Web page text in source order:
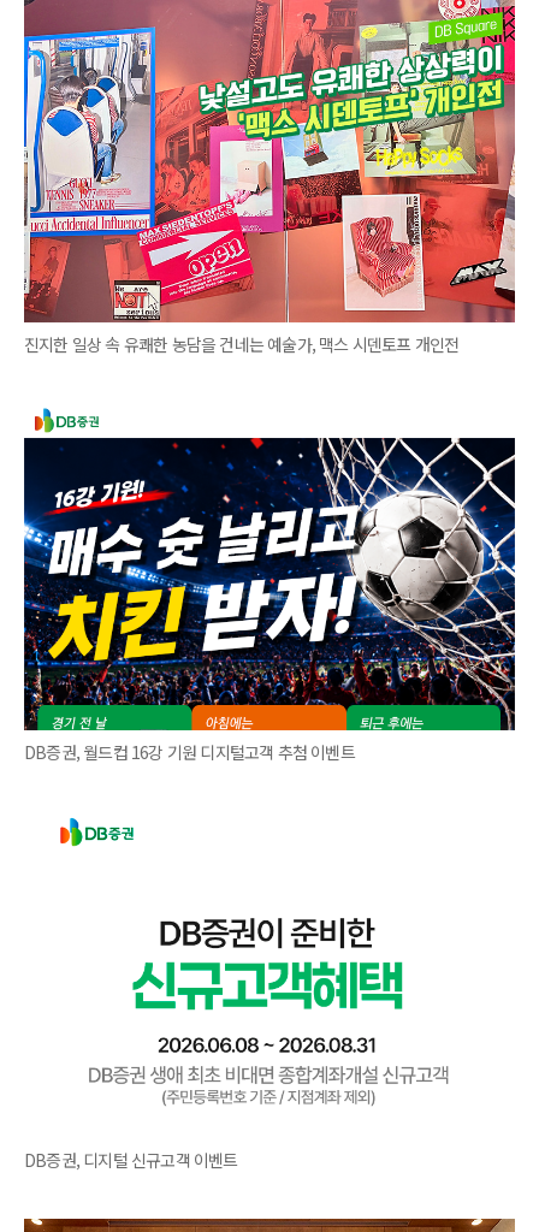
진지한 일상 속 유쾌한 농담을 건네는 예술가, 맥스 시덴토프 개인전
DB증권, 월드컵 16강 기원 디지털고객 추첨 이벤트
DB증권, 디지털 신규고객 이벤트